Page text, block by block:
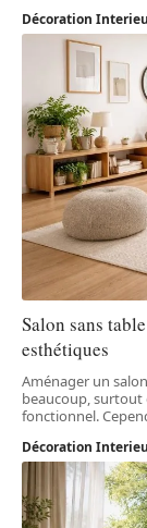
Décoration
Salon sans
esthétiques
Aménager un
beaucoup, surtout
fonctionnel.
Décoration